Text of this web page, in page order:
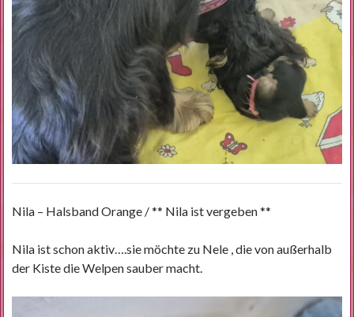
Nila – Halsband Orange / ** Nila ist vergeben **
Nila ist schon aktiv….sie möchte zu Nele , die von außerhalb
der Kiste die Welpen sauber macht.